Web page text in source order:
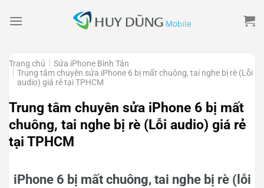
Trang chủ
Sửa iPhone Bình Tân
Trung tâm chuyên sửa iPhone 6 bị mất chuông, tai nghe bị rè (Lỗi
audio) giá rẻ tại TPHCM
Trung tâm chuyên sửa iPhone 6 bị mất
chuông, tai nghe bị rè (Lỗi audio) giá rẻ
tại TPHCM
iPhone 6 bị mất chuông, tai nghe bị rè (lỗi